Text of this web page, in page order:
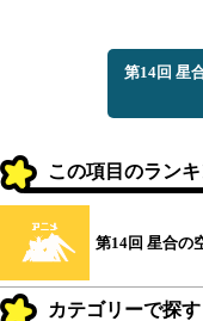
第14回 星
この項目のラン
第14回 星合の
カテゴリーで探す